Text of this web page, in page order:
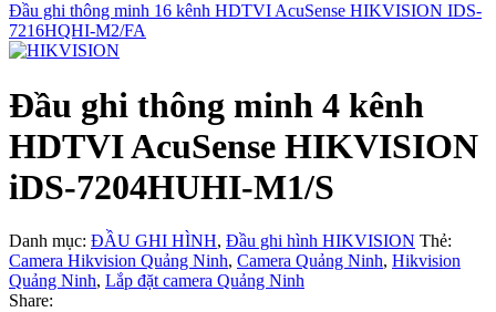
Đầu ghi thông minh 16 kênh HDTVI AcuSense HIKVISION IDS-
7216HQHI-M2/FA
Đầu ghi thông minh 4 kênh
HDTVI AcuSense HIKVISION
iDS-7204HUHI-M1/S
Danh mục: ĐẦU GHI HÌNH, Đầu ghi hình HIKVISION Thẻ:
Camera Hikvision Quảng Ninh, Camera Quảng Ninh, Hikvision
Quảng Ninh, Lắp đặt camera Quảng Ninh
Share: